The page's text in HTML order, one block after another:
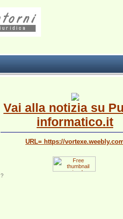
Vai alla notizia su
informatico.it
URL= https://
?